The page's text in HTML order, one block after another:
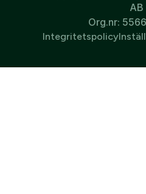
AB
Org.nr:
Integritetspolicy